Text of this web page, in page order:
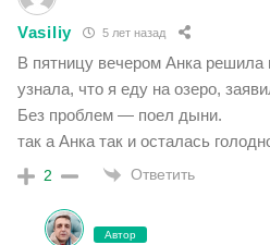
Vasiliy 5 лет назад
В пятницу вечером Анка решила
узнала, что я еду на озеро,
Без проблем — поел дыни.
так а Анка так и осталась
2 Ответить
Автор